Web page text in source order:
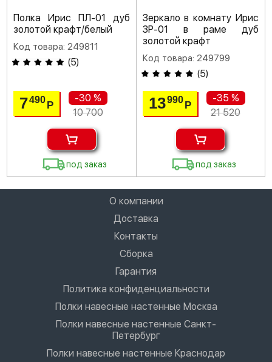
Полка Ирис ПЛ-01 дуб
золотой крафт/белый
Код товара: 249811
(5)
7490 Р
-30 %
10 700
под заказ
Зеркало в комнату Ирис
ЗР-01 в раме дуб
золотой крафт
Код товара: 249799
(5)
13990 Р
-35 %
21 520
под заказ
О компании
Доставка
Контакты
Сборка
Гарантия
Политика конфиденциальности
Полки навесные настенные Москва
Полки навесные настенные Санкт-
Петербург
Полки навесные настенные Краснодар